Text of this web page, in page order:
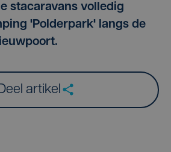
stacaravans volledig
'Polderpark' langs de
Deel artikel